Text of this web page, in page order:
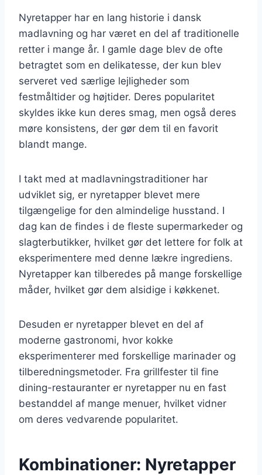
Nyretapper har en lang historie i dansk
madlavning og har været en del af traditionelle
retter i mange år. I gamle dage blev de ofte
betragtet som en delikatesse, der kun blev
serveret ved særlige lejligheder som
festmåltider og højtider. Deres popularitet
skyldes ikke kun deres smag, men også deres
møre konsistens, der gør dem til en favorit
blandt mange.
I takt med at madlavningstraditioner har
udviklet sig, er nyretapper blevet mere
tilgængelige for den almindelige husstand. I
dag kan de findes i de fleste supermarkeder og
slagterbutikker, hvilket gør det lettere for folk at
eksperimentere med denne lækre ingrediens.
Nyretapper kan tilberedes på mange forskellige
måder, hvilket gør dem alsidige i køkkenet.
Desuden er nyretapper blevet en del af
moderne gastronomi, hvor kokke
eksperimenterer med forskellige marinader og
tilberedningsmetoder. Fra grillfester til fine
dining-restauranter er nyretapper nu en fast
bestanddel af mange menuer, hvilket vidner
om deres vedvarende popularitet.
Kombinationer: Nyretapper